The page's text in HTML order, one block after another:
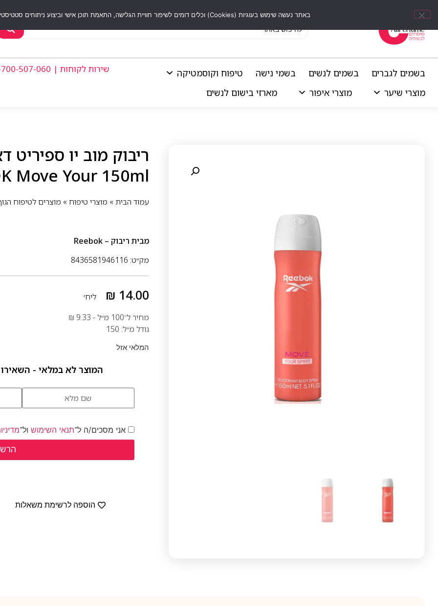
בשמים לגברים בשמים לנשים בשמי נישה
טיפוח וקוסמטיקה
מוצרי שיער
מוצרי איפור מארזי בישום לנשים
שירות לקוחות | 1-700-507-060
Move Your 150ml
עמוד הבית » מוצרי טיפוח » מוצרים לטיפוח
מבית ריבוק – Reebok
מק״ט: 8436581946116
₪ 14.00
ליח׳
מחיר ל־100 מ״ל -
₪ 9.33
גודל מ״ל: 150
המלאי אזל
המוצר לא במלאי - השאירו
אני מסכים/ה ל־תנאי השימוש ול־
הוספה לרשימת משאלות
באתר נעשה שימוש בעוגיות (Cookies) וכלים דומים לשיפור חוויית הגלישה, התאמת תוכן אישי וביצוע ניתוחים סטטיסטיים.